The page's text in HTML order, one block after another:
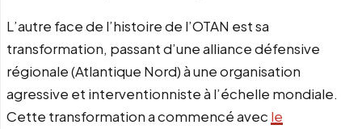
L’autre face de l’histoire de l’OTAN est sa
transformation, passant d’une alliance défensive
régionale (Atlantique Nord) à une organisation
agressive et interventionniste à l’échelle mondiale.
Cette transformation a commencé avec le